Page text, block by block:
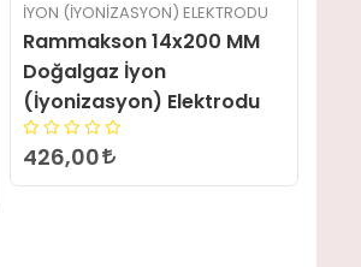
İYON (İYONIZASYON) ELEKTRODU
Rammakson 14x150 MM
Doğalgaz İyon
(İyonizasyon) Elektrodu
340,80